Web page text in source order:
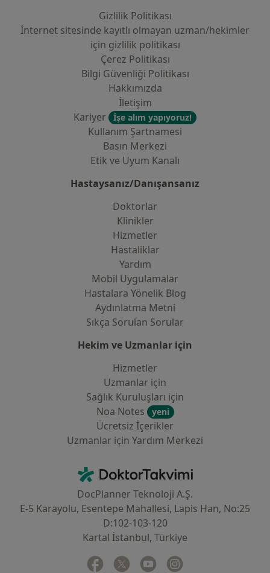
Gizlilik Politikası
İnternet sitesinde kayıtlı olmayan uzman/hekimler
i̇çin gizlilik politikası
Çerez Politikası
Bilgi Güvenliği Politikası
Hakkımızda
İletişim
Kariyer
İşe alım yapıyoruz!
Kullanım Şartnamesi
Basın Merkezi
Etik ve Uyum Kanalı
Hastaysanız/Danışansanız
Doktorlar
Klinikler
Hizmetler
Hastaliklar
Yardım
Mobil Uygulamalar
Hastalara Yönelik Blog
Aydınlatma Metni
Sıkça Sorulan Sorular
Hekim ve Uzmanlar için
Hizmetler
Uzmanlar için
Sağlık Kuruluşları için
Noa Notes
yeni
Ücretsiz İçerikler
Uzmanlar için Yardım Merkezi
DoktorTakvimi - Ana Sayfa
DocPlanner Teknoloji A.Ş.
E-5 Karayolu, Esentepe Mahallesi, Lapis Han, No:25
D:102-103-120
Kartal İstanbul, Türkiye
Facebook
yeni bir sekmede açılır
Twitter
yeni bir sekmede açılır
Youtube
yeni bir sekmede açılır